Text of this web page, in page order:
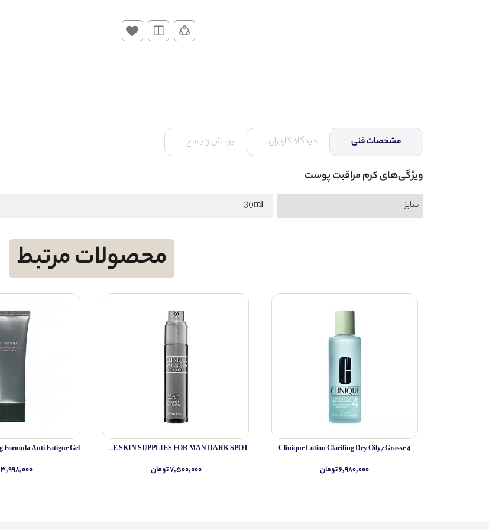
مشخصات فنی دیدگاه کاربران پرسش و پاسخ
ویژگی‌های کرم مراقبت پوست
سایز 30ml
محصولات مرتبط
Clinique Lotion Clarifing Dry Oily/Grasse 4
۶,۹۸۰,۰۰۰ تومان
CLINIQUE SKIN SUPPLIES FOR MAN DARK SPOT
۷,۵۰۰,۰۰۰ تومان ۳,۹۹۸,۰۰۰ تومان